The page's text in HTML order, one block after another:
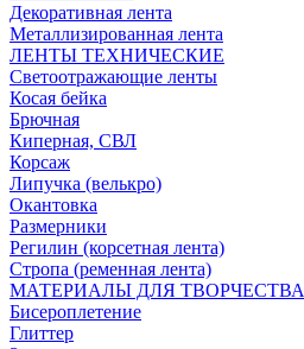
Декоративная лента
Металлизированная лента
ЛЕНТЫ ТЕХНИЧЕСКИЕ
Светоотражающие ленты
Косая бейка
Брючная
Киперная, СВЛ
Корсаж
Липучка (велькро)
Окантовка
Размерники
Регилин (корсетная лента)
Стропа (ременная лента)
МАТЕРИАЛЫ ДЛЯ ТВОРЧЕСТВА
Бисероплетение
Глиттер